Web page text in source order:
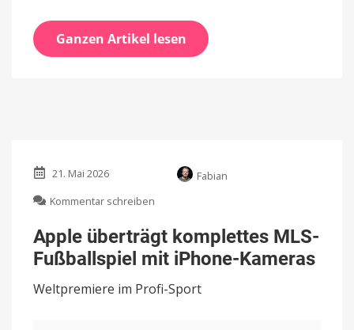
Ganzen Artikel lesen
21. Mai 2026
Fabian
Kommentar schreiben
überträgt
komplettes
MLS-
mit
Apple überträgt komplettes MLS-
Fußballspiel mit iPhone-Kameras
Weltpremiere im Profi-Sport